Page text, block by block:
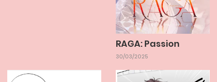
RAGA: Passion
30/03/2025